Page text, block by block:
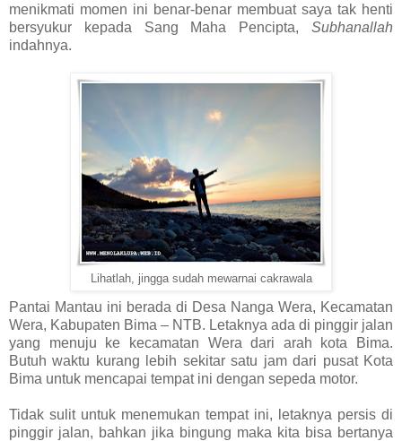
menikmati momen ini benar-benar membuat saya tak henti
bersyukur kepada Sang Maha Pencipta, Subhanallah
indahnya.
Lihatlah, jingga sudah mewarnai cakrawala
Pantai Mantau ini berada di Desa Nanga Wera, Kecamatan
Wera, Kabupaten Bima – NTB. Letaknya ada di pinggir jalan
yang menuju ke kecamatan Wera dari arah kota Bima.
Butuh waktu kurang lebih sekitar satu jam dari pusat Kota
Bima untuk mencapai tempat ini dengan sepeda motor.
Tidak sulit untuk menemukan tempat ini, letaknya persis di
pinggir jalan, bahkan jika bingung maka kita bisa bertanya